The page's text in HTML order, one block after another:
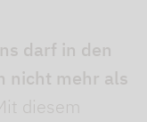
darf in den
nicht mehr als
diesem